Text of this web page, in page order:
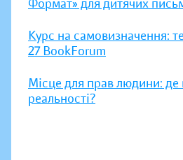
Формат» для дитячих
Курс на самовизначення:
27 BookForum
Місце для прав людини: де
реальності?